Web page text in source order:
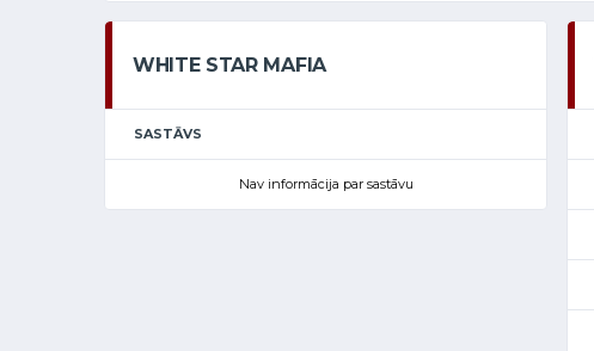
WHITE STAR MAFIA
SASTĀVS
Nav informācija par sastāvu